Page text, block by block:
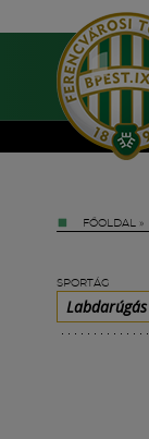
FŐOLDAL »
SPORTÁG
Labdarúgás